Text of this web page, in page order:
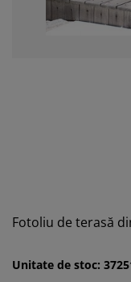
Fotoliu de terasă
Unitate de stoc: